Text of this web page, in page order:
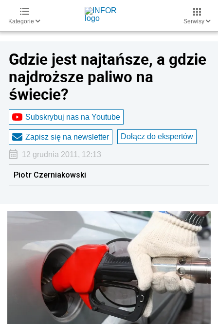
Kategorie Serwisy
Gdzie jest najtańsze, a gdzie
najdroższe paliwo na
świecie?
Subskrybuj nas na Youtube
Zapisz się na newsletter Dołącz do ekspertów
12 grudnia 2011, 12:13
Piotr Czerniakowski